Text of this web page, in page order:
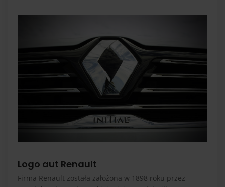
Logo aut Renault
Firma Renault została założona w 1898 roku przez